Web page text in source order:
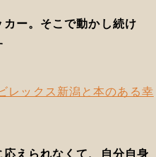
ー。そこで動かし続け
ックス新潟と本のある幸
えられなくて、自分自身